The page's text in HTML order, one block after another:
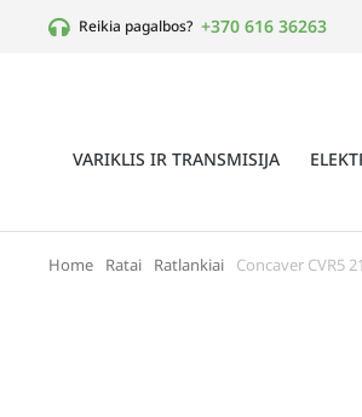
Reikia pagalbos? +370 616 36263
VARIKLIS IR TRANSMISIJA
You are here:
Home Ratai Ratlankiai Concaver CVR5